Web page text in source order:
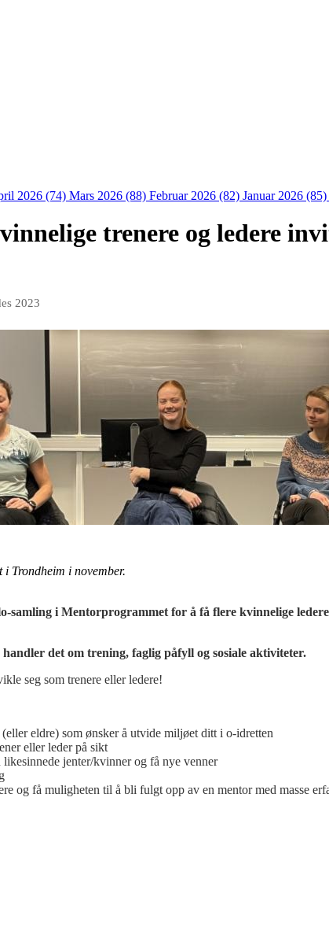
2026 (74) Mars 2026 (88) Februar 2026 (82) Januar 2026 (85)
trenere og ledere
2023
Trondheim i november.
samling i Mentorprogrammet for å få flere kvinnelige
det om trening, faglig påfyll og sosiale aktiviteter.
seg som trenere eller ledere!
eldre) som ønsker å utvide miljøet ditt i o-idretten
eller leder på sikt
jenter/kvinner og få nye venner
få muligheten til å bli fulgt opp av en mentor med masse